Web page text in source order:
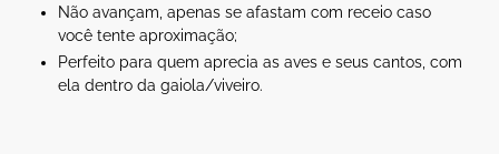
Não avançam, apenas se afastam com receio caso
você tente aproximação;
Perfeito para quem aprecia as aves e seus cantos, com
ela dentro da gaiola/viveiro.